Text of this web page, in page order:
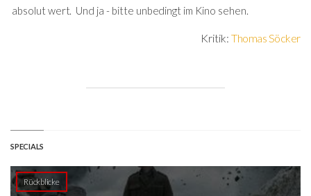
absolut wert. Und ja - bitte unbedingt im Kino sehen.
Kritik:Thomas Söcker
SPECIALS
Rückblicke